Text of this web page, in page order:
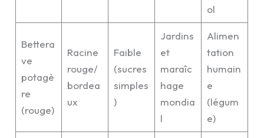
ol
Bettera
ve
potagè
re
(rouge)
Racine
rouge/
bordea
ux
Faible
(sucres
simples
)
Jardins
et
maraîc
hage
mondia
l
Alimen
tation
humain
e
(légum
e)